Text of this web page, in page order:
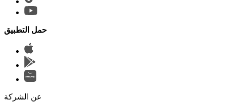
حمل التطبيق
عن الشركة